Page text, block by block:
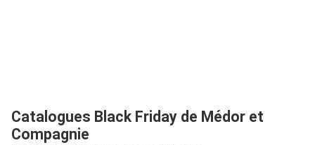
Catalogues Black Friday de Médor et
Compagnie